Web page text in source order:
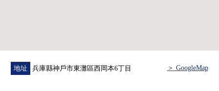
地址 兵庫縣神戶市東灘區西岡本6丁目 ＞ GoogleMap